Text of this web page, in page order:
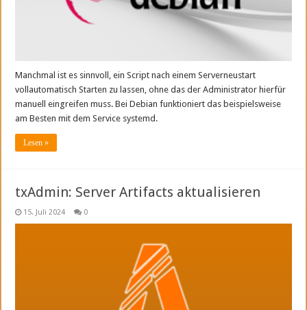
Manchmal ist es sinnvoll, ein Script nach einem Serverneustart
vollautomatisch Starten zu lassen, ohne das der Administrator hierfür
manuell eingreifen muss. Bei Debian funktioniert das beispielsweise
am Besten mit dem Service systemd.
Lesen »
txAdmin: Server Artifacts aktualisieren
15. Juli 2024 0